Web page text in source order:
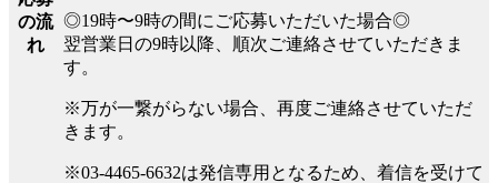
の流
れ
◎19時〜9時の間にご応募いただいた場合◎
翌営業日の9時以降、順次ご連絡させていただきま
す。
※万が一繋がらない場合、再度ご連絡させていただ
きます。
※03-4465-6632は発信専用となるため、着信を受けて